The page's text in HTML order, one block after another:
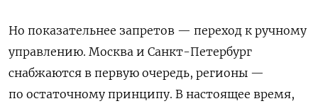
Но показательнее запретов — переход к ручному
управлению. Москва и Санкт-Петербург
снабжаются в первую очередь, регионы —
по остаточному принципу. В настоящее время,